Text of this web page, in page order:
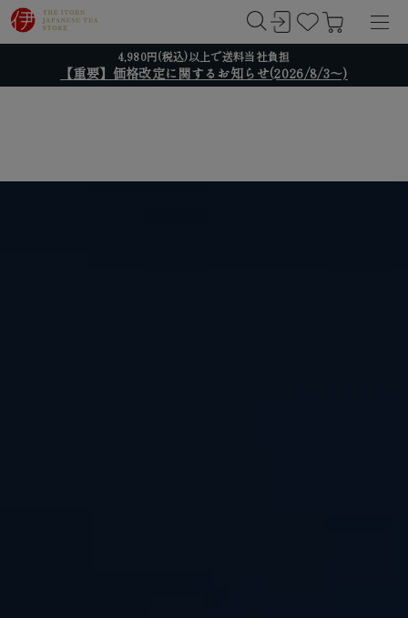
4,980円(税込)以上で送料当社負担
【重要】価格改定に関するお知らせ(2026/8/3～)